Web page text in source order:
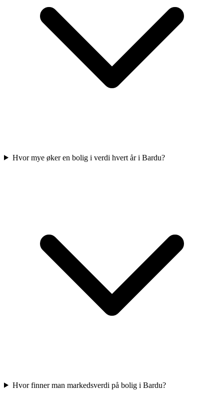
Hvor mye øker en bolig i verdi hvert år i Bardu?
Hvor finner man markedsverdi på bolig i Bardu?